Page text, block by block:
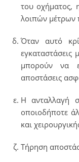
του οχήματος,
λοιπών μέτρων
Όταν αυτό
εγκαταστάσεις
μπορούν να
αποστάσεις
Η ανταλλαγή
οποιοδήποτε
και
Τήρηση